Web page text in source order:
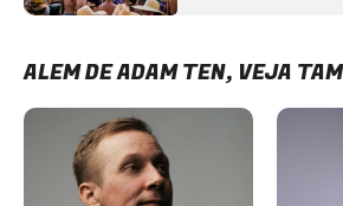
ALÉM DE ADAM TEN, VEJA